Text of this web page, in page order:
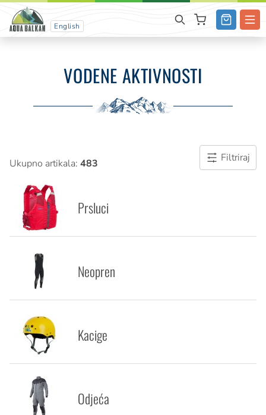
English
VODENE AKTIVNOSTI
Ukupno artikala: 483 Filtriraj
Prsluci
Neopren
Kacige
Odjeća